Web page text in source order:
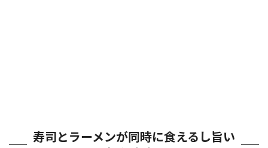
寿司とラーメンが同時に食えるし旨い